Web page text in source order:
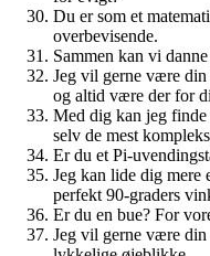
Du er som et
overbevisende.
Sammen kan vi
Jeg vil gerne være
og altid være der for
Med dig kan jeg
selv de mest
Er du et Pi-
Jeg kan lide dig mere
perfekt 90-graders
Er du en bue? For
Jeg vil gerne være